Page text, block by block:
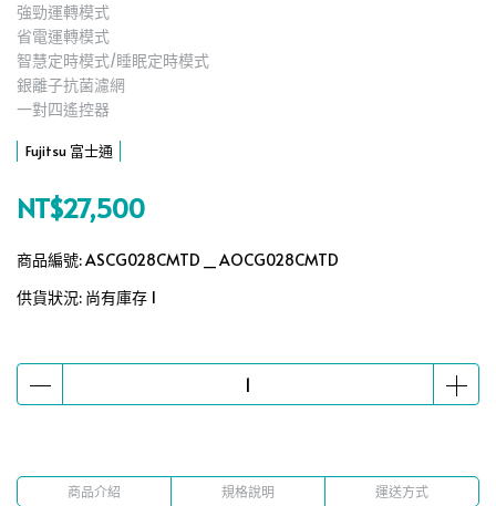
強勁運轉模式
省電運轉模式
智慧定時模式/睡眠定時模式
銀離子抗菌濾網
一對四遙控器
Fujitsu 富士通
NT$27,500
商品編號:ASCG028CMTD _ AOCG028CMTD
供貨狀況: 尚有庫存 1
商品介紹 規格說明 運送方式